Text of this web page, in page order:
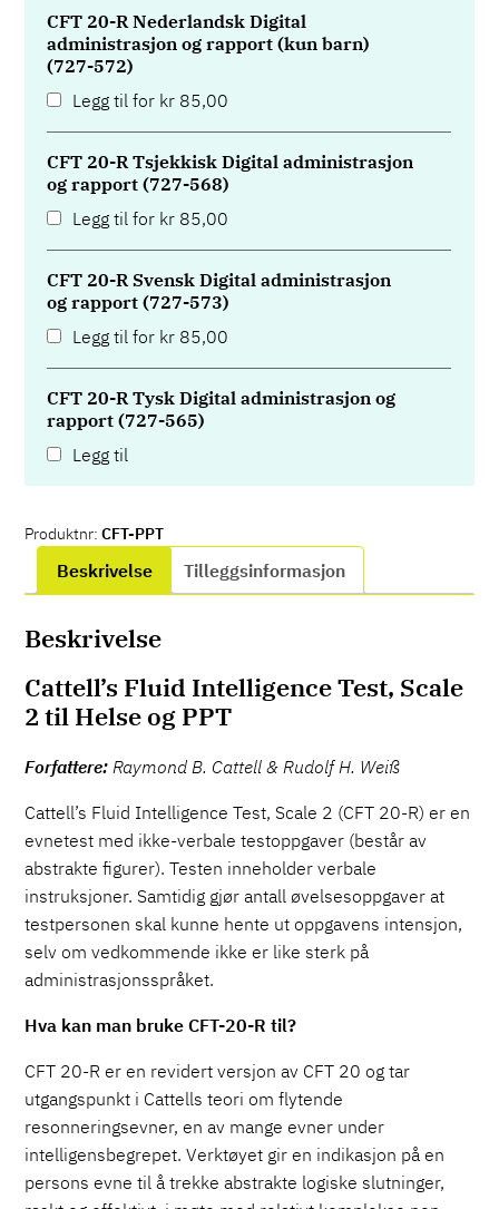
CFT 20-R Nederlandsk Digital
administrasjon og rapport (kun barn)
(727-572)
Legg til for kr 85,00
CFT 20-R Tsjekkisk Digital administrasjon
og rapport (727-568)
Legg til for kr 85,00
CFT 20-R Svensk Digital administrasjon
og rapport (727-573)
Legg til for kr 85,00
CFT 20-R Tysk Digital administrasjon og
rapport (727-565)
Legg til
Produktnr:CFT-PPT
Beskrivelse Tilleggsinformasjon
Beskrivelse
Cattell’s Fluid Intelligence Test, Scale
2 til Helse og PPT
Forfattere: Raymond B. Cattell & Rudolf H. Weiß
Cattell’s Fluid Intelligence Test, Scale 2 (CFT 20-R) er en
evnetest med ikke-verbale testoppgaver (består av
abstrakte figurer). Testen inneholder verbale
instruksjoner. Samtidig gjør antall øvelsesoppgaver at
testpersonen skal kunne hente ut oppgavens intensjon,
selv om vedkommende ikke er like sterk på
administrasjonsspråket.
Hva kan man bruke CFT-20-R til?
CFT 20-R er en revidert versjon av CFT 20 og tar
utgangspunkt i Cattells teori om flytende
resonneringsevner, en av mange evner under
intelligensbegrepet. Verktøyet gir en indikasjon på en
persons evne til å trekke abstrakte logiske slutninger,